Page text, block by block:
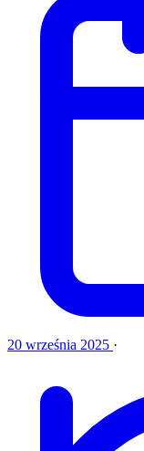
20 września 2025 ·